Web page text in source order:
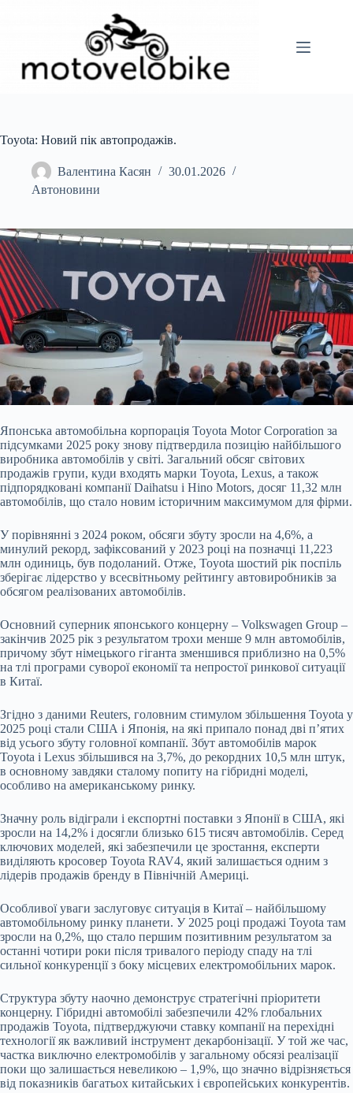
Toyota: Новий пік автопродажів.
Валентина Касян
30.01.2026
Автоновини
Японська автомобільна корпорація Toyota Motor Corporation за
підсумками 2025 року знову підтвердила позицію найбільшого
виробника автомобілів у світі. Загальний обсяг світових
продажів групи, куди входять марки Toyota, Lexus, а також
підпорядковані компанії Daihatsu і Hino Motors, досяг 11,32 млн
автомобілів, що стало новим історичним максимумом для фірми.
У порівнянні з 2024 роком, обсяги збуту зросли на 4,6%, а
минулий рекорд, зафіксований у 2023 році на позначці 11,223
млн одиниць, був подоланий. Отже, Toyota шостий рік поспіль
зберігає лідерство у всесвітньому рейтингу автовиробників за
обсягом реалізованих автомобілів.
Основний суперник японського концерну – Volkswagen Group –
закінчив 2025 рік з результатом трохи менше 9 млн автомобілів,
причому збут німецького гіганта зменшився приблизно на 0,5%
на тлі програми суворої економії та непростої ринкової ситуації
в Китаї.
Згідно з даними Reuters, головним стимулом збільшення Toyota у
2025 році стали США і Японія, на які припало понад дві п’ятих
від усього збуту головної компанії. Збут автомобілів марок
Toyota і Lexus збільшився на 3,7%, до рекордних 10,5 млн штук,
в основному завдяки сталому попиту на гібридні моделі,
особливо на американському ринку.
Значну роль відіграли і експортні поставки з Японії в США, які
зросли на 14,2% і досягли близько 615 тисяч автомобілів. Серед
ключових моделей, які забезпечили це зростання, експерти
виділяють кросовер Toyota RAV4, який залишається одним з
лідерів продажів бренду в Північній Америці.
Особливої уваги заслуговує ситуація в Китаї – найбільшому
автомобільному ринку планети. У 2025 році продажі Toyota там
зросли на 0,2%, що стало першим позитивним результатом за
останні чотири роки після тривалого періоду спаду на тлі
сильної конкуренції з боку місцевих електромобільних марок.
Структура збуту наочно демонструє стратегічні пріоритети
концерну. Гібридні автомобілі забезпечили 42% глобальних
продажів Toyota, підтверджуючи ставку компанії на перехідні
технології як важливий інструмент декарбонізації. У той же час,
частка виключно електромобілів у загальному обсязі реалізації
поки що залишається невеликою – 1,9%, що значно відрізняється
від показників багатьох китайських і європейських конкурентів.